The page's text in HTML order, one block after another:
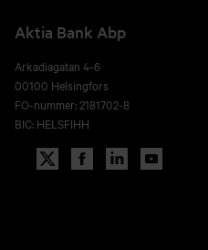
Aktia Bank Abp
Arkadiagatan 4-6
00100 Helsingfors
FO-nummer: 2181702-8
BIC: HELSFIHH